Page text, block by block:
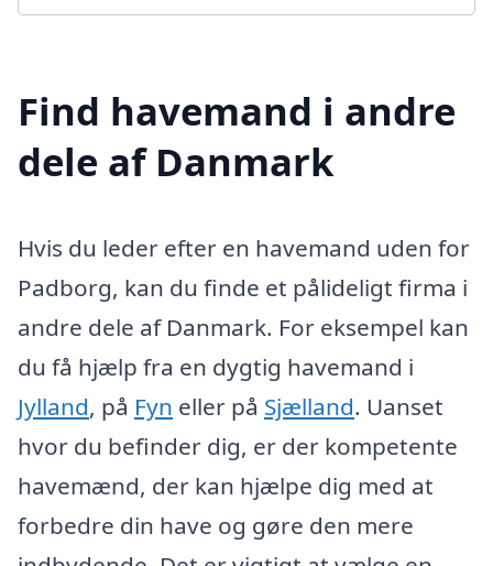
Find havemand i andre
dele af Danmark
Hvis du leder efter en havemand uden for
Padborg, kan du finde et pålideligt firma i
andre dele af Danmark. For eksempel kan
du få hjælp fra en dygtig havemand i
Jylland, på Fyn eller på Sjælland. Uanset
hvor du befinder dig, er der kompetente
havemænd, der kan hjælpe dig med at
forbedre din have og gøre den mere